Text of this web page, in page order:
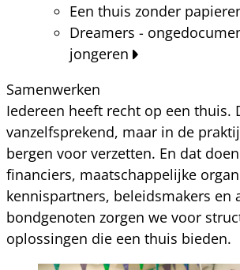
Een thuis zonder
Dreamers -
jongeren
Samenwerken
Iedereen heeft recht op een thuis.
vanzelfsprekend, maar in de
bergen voor verzetten. En dat
financiers, maatschappelijke
kennispartners, beleidsmakers en
bondgenoten zorgen we voor
oplossingen die een thuis bieden.